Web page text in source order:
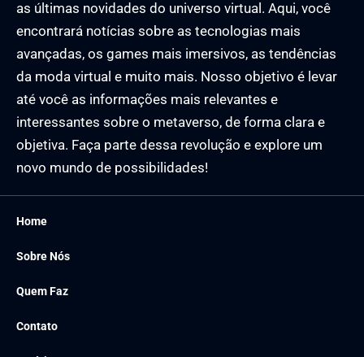
as últimas novidades do universo virtual. Aqui, você
encontrará notícias sobre as tecnologias mais
avançadas, os games mais imersivos, as tendências
da moda virtual e muito mais. Nosso objetivo é levar
até você as informações mais relevantes e
interessantes sobre o metaverso, de forma clara e
objetiva. Faça parte dessa revolução e explore um
novo mundo de possibilidades!
Home
Sobre Nós
Quem Faz
Contato